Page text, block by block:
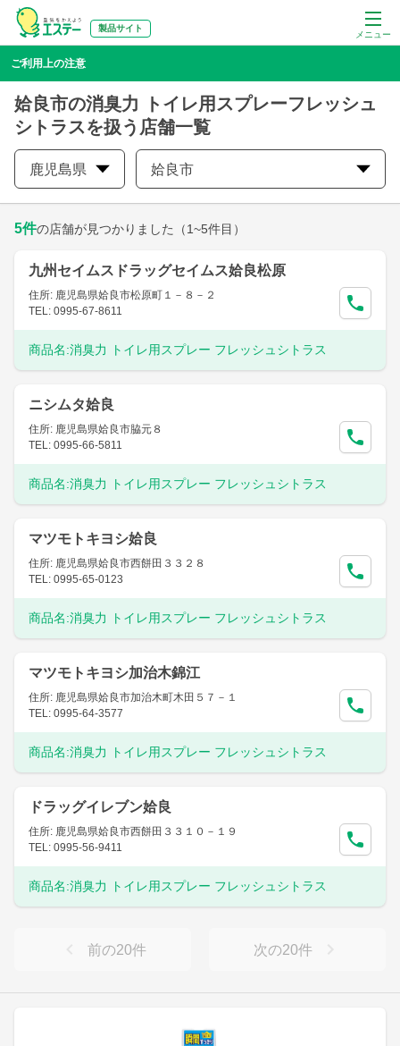
メニュー
製品サイト
ご利用上の注意
姶良市の消臭力 トイレ用スプレーフレッシュ
シトラスを扱う店舗一覧
鹿児島県 姶良市
5件の店舗が見つかりました （1~5件目）
九州セイムスドラッグセイムス姶良松原
住所: 鹿児島県姶良市松原町１－８－２
TEL: 0995-67-8611
商品名:消臭力 トイレ用スプレー フレッシュシトラス
ニシムタ姶良
住所: 鹿児島県姶良市脇元８
TEL: 0995-66-5811
商品名:消臭力 トイレ用スプレー フレッシュシトラス
マツモトキヨシ姶良
住所: 鹿児島県姶良市西餅田３３２８
TEL: 0995-65-0123
商品名:消臭力 トイレ用スプレー フレッシュシトラス
マツモトキヨシ加治木錦江
住所: 鹿児島県姶良市加治木町木田５７－１
TEL: 0995-64-3577
商品名:消臭力 トイレ用スプレー フレッシュシトラス
ドラッグイレブン姶良
住所: 鹿児島県姶良市西餅田３３１０－１９
TEL: 0995-56-9411
商品名:消臭力 トイレ用スプレー フレッシュシトラス
前の20件 次の20件